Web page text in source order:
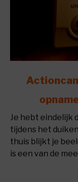
Actioncamera
lens
beslaat
tijdens
opname
Je hebt eindelijk
tijdens het
thuis blijkt je
is een van de